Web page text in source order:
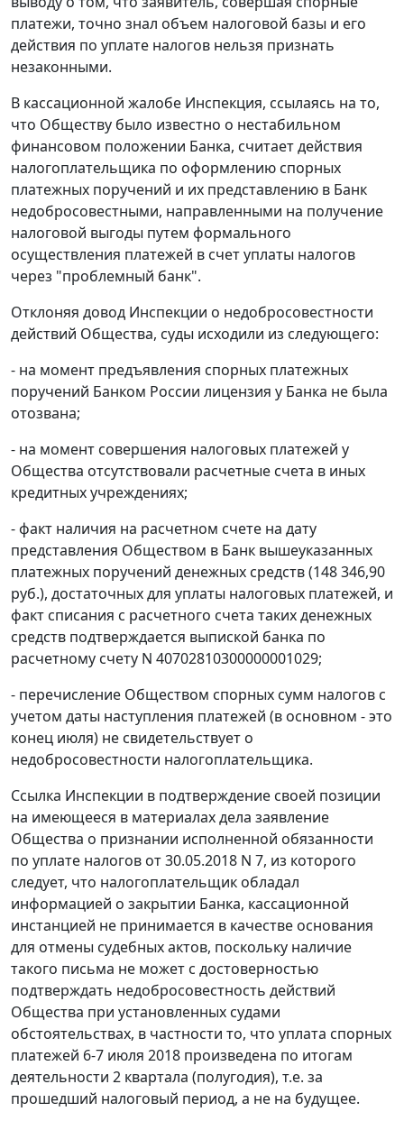
платежи, точно знал объем налоговой базы и его
действия по уплате налогов нельзя признать
незаконными.
В кассационной жалобе Инспекция, ссылаясь на то,
что Обществу было известно о нестабильном
финансовом положении Банка, считает действия
налогоплательщика по оформлению спорных
платежных поручений и их представлению в Банк
недобросовестными, направленными на получение
налоговой выгоды путем формального
осуществления платежей в счет уплаты налогов
через "проблемный банк".
Отклоняя довод Инспекции о недобросовестности
действий Общества, суды исходили из следующего:
- на момент предъявления спорных платежных
поручений Банком России лицензия у Банка не была
отозвана;
- на момент совершения налоговых платежей у
Общества отсутствовали расчетные счета в иных
кредитных учреждениях;
- факт наличия на расчетном счете на дату
представления Обществом в Банк вышеуказанных
платежных поручений денежных средств (148 346,90
руб.), достаточных для уплаты налоговых платежей, и
факт списания с расчетного счета таких денежных
средств подтверждается выпиской банка по
расчетному счету N 40702810300000001029;
- перечисление Обществом спорных сумм налогов с
учетом даты наступления платежей (в основном - это
конец июля) не свидетельствует о
недобросовестности налогоплательщика.
Ссылка Инспекции в подтверждение своей позиции
на имеющееся в материалах дела заявление
Общества о признании исполненной обязанности
по уплате налогов от 30.05.2018 N 7, из которого
следует, что налогоплательщик обладал
информацией о закрытии Банка, кассационной
инстанцией не принимается в качестве основания
для отмены судебных актов, поскольку наличие
такого письма не может с достоверностью
подтверждать недобросовестность действий
Общества при установленных судами
обстоятельствах, в частности то, что уплата спорных
платежей 6-7 июля 2018 произведена по итогам
деятельности 2 квартала (полугодия), т.е. за
прошедший налоговый период, а не на будущее.